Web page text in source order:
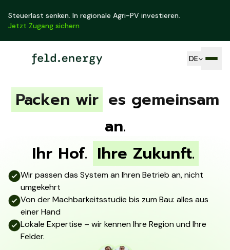
Steuerlast senken. In regionale Agri-PV investieren.
Jetzt Zugang sichern
DE
Packen wir es gemeinsam
an.
Ihr Hof. Ihre Zukunft.
Wir passen das System an Ihren Betrieb an, nicht
umgekehrt
Von der Machbarkeitsstudie bis zum Bau: alles aus
einer Hand
Lokale Expertise – wir kennen Ihre Region und Ihre
Felder.